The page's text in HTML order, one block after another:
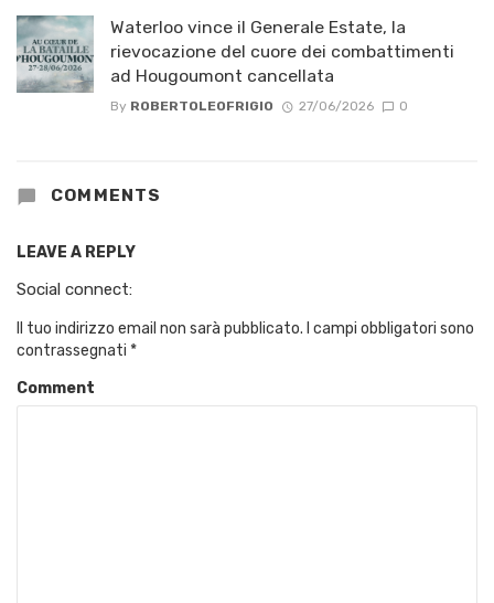
Waterloo vince il Generale Estate, la
rievocazione del cuore dei combattimenti
ad Hougoumont cancellata
By ROBERTOLEOFRIGIO 27/06/2026 0
COMMENTS
LEAVE A REPLY
Social connect:
Il tuo indirizzo email non sarà pubblicato. I campi obbligatori sono
contrassegnati *
Comment